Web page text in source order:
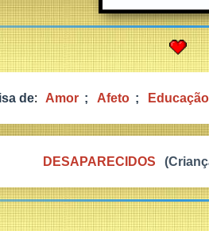
de: Amor ; Afeto ; Educação
DESAPARECIDOS